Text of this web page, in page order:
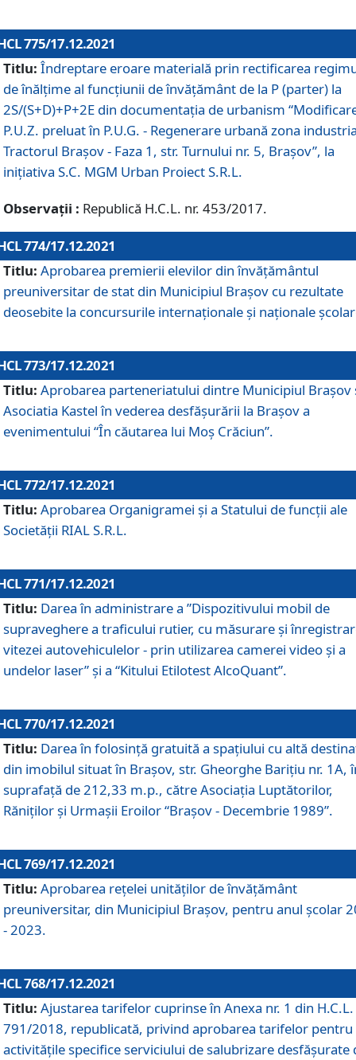
775/17.12.2021
Titlu: Îndreptare eroare materială prin rectificarea
de înălţime al funcţiunii de învăţământ de la P (parter) la
2S/(S+D)+P+2E din documentaţia de urbanism
P.U.Z. preluat în P.U.G. - Regenerare urbană zona
Tractorul Braşov - Faza 1, str. Turnului nr. 5, Braşov”, la
iniţiativa S.C. MGM Urban Proiect S.R.L.
Observații : Republică H.C.L. nr. 453/2017.
774/17.12.2021
Titlu: Aprobarea premierii elevilor din învățământul
preuniversitar de stat din Municipiul Brașov cu rezultate
deosebite la concursurile internaționale și naționale
773/17.12.2021
Titlu: Aprobarea parteneriatului dintre Municipiul Brașov
Asociatia Kastel în vederea desfăşurării la Brașov a
evenimentului “În căutarea lui Moș Crăciun”.
772/17.12.2021
Titlu: Aprobarea Organigramei şi a Statului de funcţii ale
Societăţii RIAL S.R.L.
771/17.12.2021
Titlu: Darea în administrare a ”Dispozitivului mobil de
supraveghere a traficului rutier, cu măsurare și
vitezei autovehiculelor - prin utilizarea camerei video și a
undelor laser” și a “Kitului Etilotest AlcoQuant”.
770/17.12.2021
Titlu: Darea în folosinţă gratuită a spaţiului cu altă
din imobilul situat în Braşov, str. Gheorghe Bariţiu nr. 1A,
suprafaţă de 212,33 m.p., către Asociaţia Luptătorilor,
Răniţilor şi Urmaşii Eroilor “Braşov - Decembrie 1989”.
769/17.12.2021
Titlu: Aprobarea reţelei unităţilor de învăţământ
preuniversitar, din Municipiul Braşov, pentru anul şcolar
- 2023.
768/17.12.2021
Titlu: Ajustarea tarifelor cuprinse în Anexa nr. 1 din H.C.L.
791/2018, republicată, privind aprobarea tarifelor pentru
activităţile specifice serviciului de salubrizare desfăşurate